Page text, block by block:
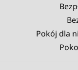
Pokój dla